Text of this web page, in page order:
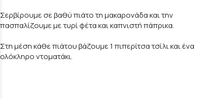
Σερβίρουμε σε βαθύ πιάτο τη μακαρονάδα και την
πασπαλίζουμε με τυρί φέτα και καπνιστή πάπρικα.
Στη μέση κάθε πιάτου βάζουμε 1 πιπερίτσα τσίλι και ένα
ολόκληρο ντοματάκι.